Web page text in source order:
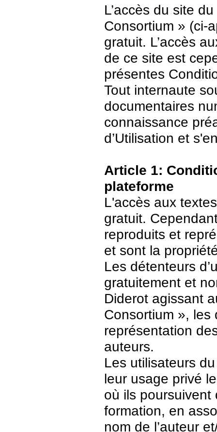
L’accès du site
Consortium » (ci-
gratuit. L’accès
de ce site est
présentes
Tout internaute
documentaires
connaissance
d’Utilisation et
Article 1:
plateforme
L'accès aux
gratuit.
reproduits et
et sont la
Les détenteurs
gratuitement et
Diderot agissant
Consortium », les
représentation
auteurs.
Les utilisateurs
leur usage privé
où ils
formation, en
nom de l’auteur